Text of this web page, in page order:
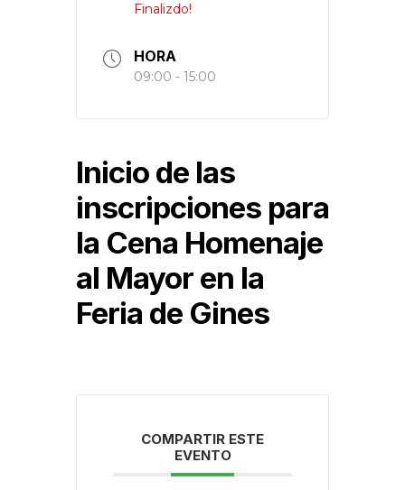
Finalizdo!
HORA
09:00 - 15:00
Inicio de las
inscripciones para
la Cena Homenaje
al Mayor en la
Feria de Gines
COMPARTIR ESTE
EVENTO